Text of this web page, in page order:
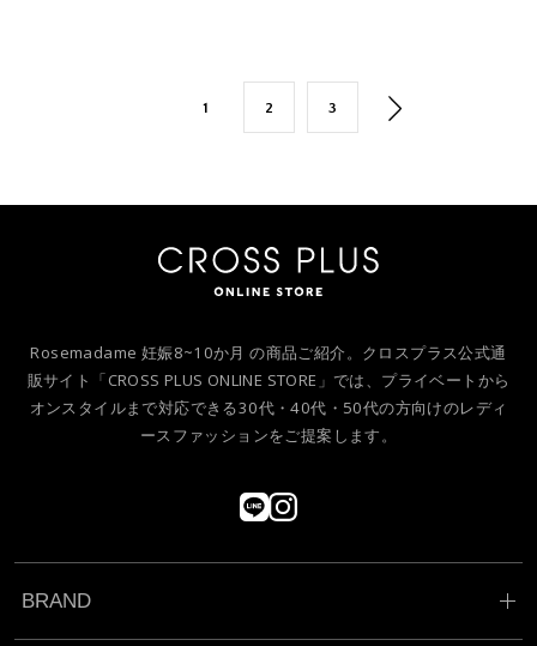
1 2 3
Rosemadame 妊娠8~10か月 の商品ご紹介。クロスプラス公式通
販サイト「CROSS PLUS ONLINE STORE」では、プライベートから
オンスタイルまで対応できる30代・40代・50代の方向けのレディ
ースファッションをご提案します。
BRAND